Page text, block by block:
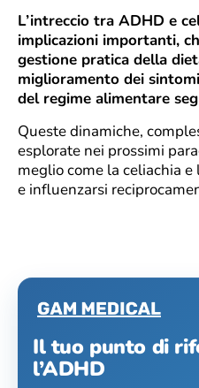
L’intreccio tra ADHD e
implicazioni importanti,
gestione pratica della
miglioramento dei
del regime alimentare
Queste dinamiche,
esplorate nei prossimi
meglio come la celiachia
e influenzarsi
Il tuo punto di
l’ADHD